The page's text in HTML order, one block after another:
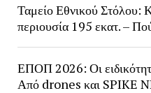
Ταμείο Εθνικού Στόλου:
περιουσία 195 εκατ. –
ΕΠΟΠ 2026: Οι
Από drones και SPIKE